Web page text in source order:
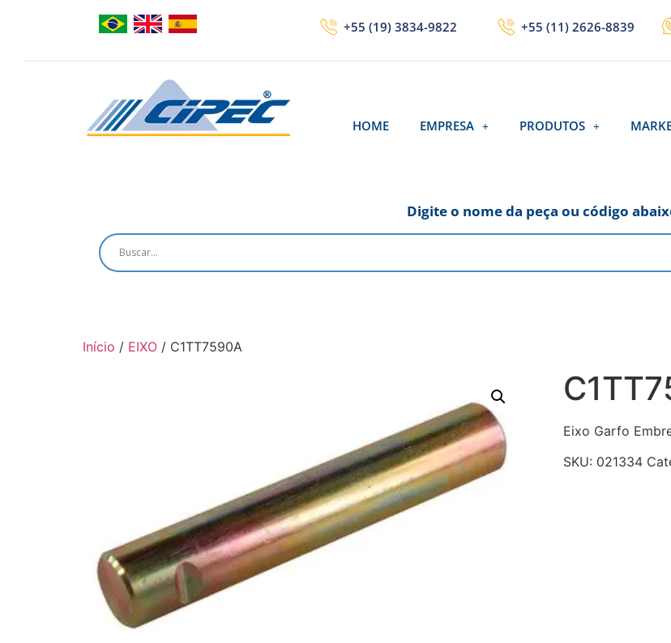
+55 (19) 3834-9822 +55 (11) 2626-8839
HOME EMPRESA PRODUTOS
Digite o nome da peça ou código
Início / EIXO / C1TT7590A
Eixo Garfo
SKU: 021334